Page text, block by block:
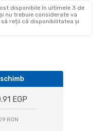
disponibile în ultimele 3 de
nu trebuie considerate va
reții că disponibilitatea și
EGP
RON